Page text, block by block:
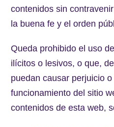
contenidos sin
la buena fe y el orden
Queda prohibido el uso
ilícitos o lesivos, o que,
puedan causar perjuicio
funcionamiento del sitio
contenidos de esta web,